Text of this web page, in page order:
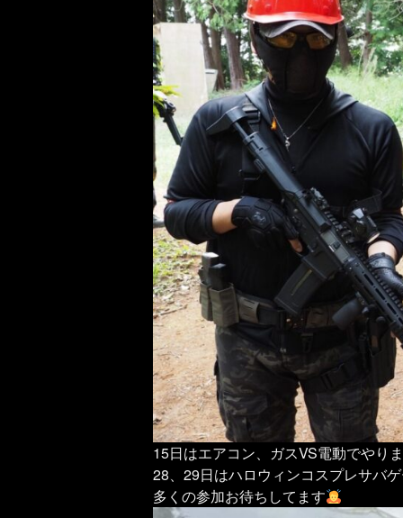
15日はエアコン、ガスVS電動でやり
28、29日はハロウィンコスプレサバ
多くの参加お待ちしてます